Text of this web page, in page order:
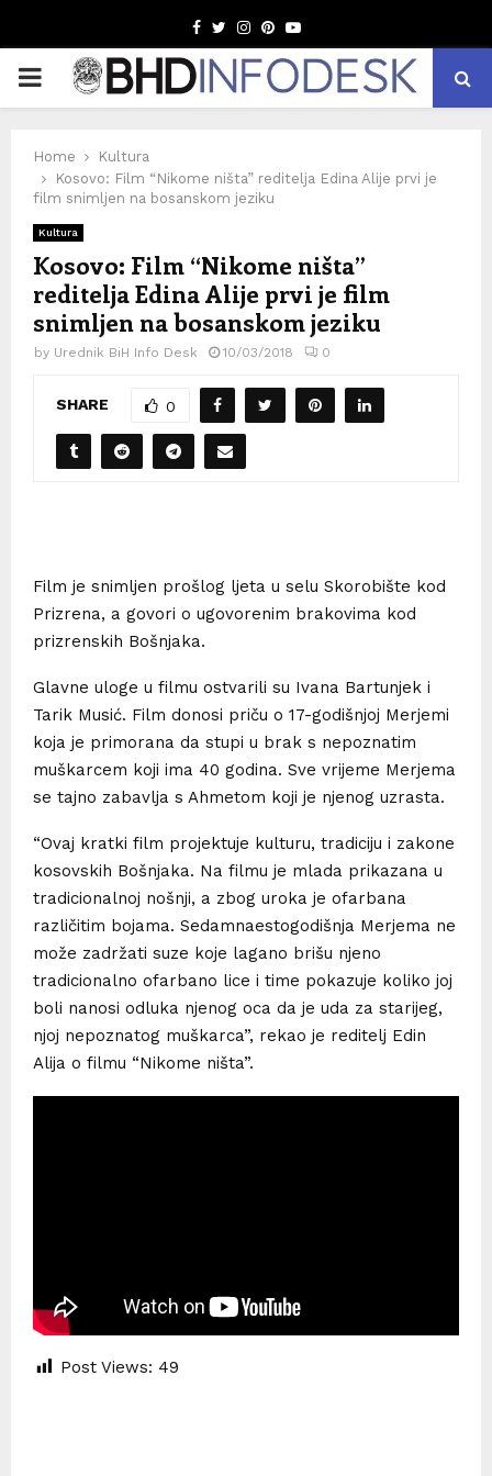
Facebook
TwitterInstagram
Pinterest
Youtube
PRIMARY
Home
Kultura
Kosovo: Film “Nikome ništa” reditelja Edina Alije prvi je
film snimljen na bosanskom jeziku
Kultura
Kosovo: Film “Nikome ništa”
reditelja Edina Alije prvi je film
snimljen na bosanskom jeziku
by Urednik BiH Info Desk 10/03/2018 0
SHARE 0
Film je snimljen prošlog ljeta u selu Skorobište kod
Prizrena, a govori o ugovorenim brakovima kod
prizrenskih Bošnjaka.
Glavne uloge u filmu ostvarili su Ivana Bartunjek i
Tarik Musić. Film donosi priču o 17-godišnjoj Merjemi
koja je primorana da stupi u brak s nepoznatim
muškarcem koji ima 40 godina. Sve vrijeme Merjema
se tajno zabavlja s Ahmetom koji je njenog uzrasta.
“Ovaj kratki film projektuje kulturu, tradiciju i zakone
kosovskih Bošnjaka. Na filmu je mlada prikazana u
tradicionalnoj nošnji, a zbog uroka je ofarbana
različitim bojama. Sedamnaestogodišnja Merjema ne
može zadržati suze koje lagano brišu njeno
tradicionalno ofarbano lice i time pokazuje koliko joj
boli nanosi odluka njenog oca da je uda za starijeg,
njoj nepoznatog muškarca”, rekao je reditelj Edin
Alija o filmu “Nikome ništa”.
Post Views: 49